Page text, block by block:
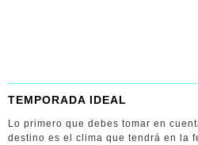
TEMPORADA IDEAL
Lo primero que debes tomar en
destino es el clima que tendrá en la